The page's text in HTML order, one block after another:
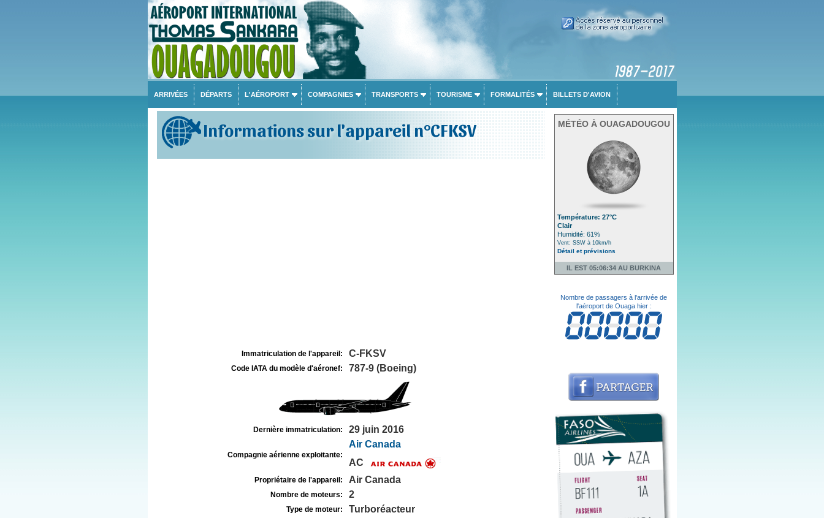
ARRIVÉES DÉPARTS L'AÉROPORT COMPAGNIES TRANSPORTS TOURISME FORMALITÉS BILLETS D'AVION
Informations sur l'appareil n°CFKSV
Immatriculation de l'appareil: C-FKSV
Code IATA du modèle d'aéronef: 787-9 (Boeing)
Dernière immatriculation: 29 juin 2016
Compagnie aérienne exploitante:
Air Canada
AC
Propriétaire de l'appareil: Air Canada
Nombre de moteurs: 2
Type de moteur: Turboréacteur
MÉTÉO À OUAGADOUGOU
Température: 27°C
Clair
Humidité: 61%
Vent: SSW à 10km/h
Détail et prévisions
IL EST 05:06:34 AU BURKINA
Nombre de passagers à l'arrivée de
l'aéroport de Ouaga hier :